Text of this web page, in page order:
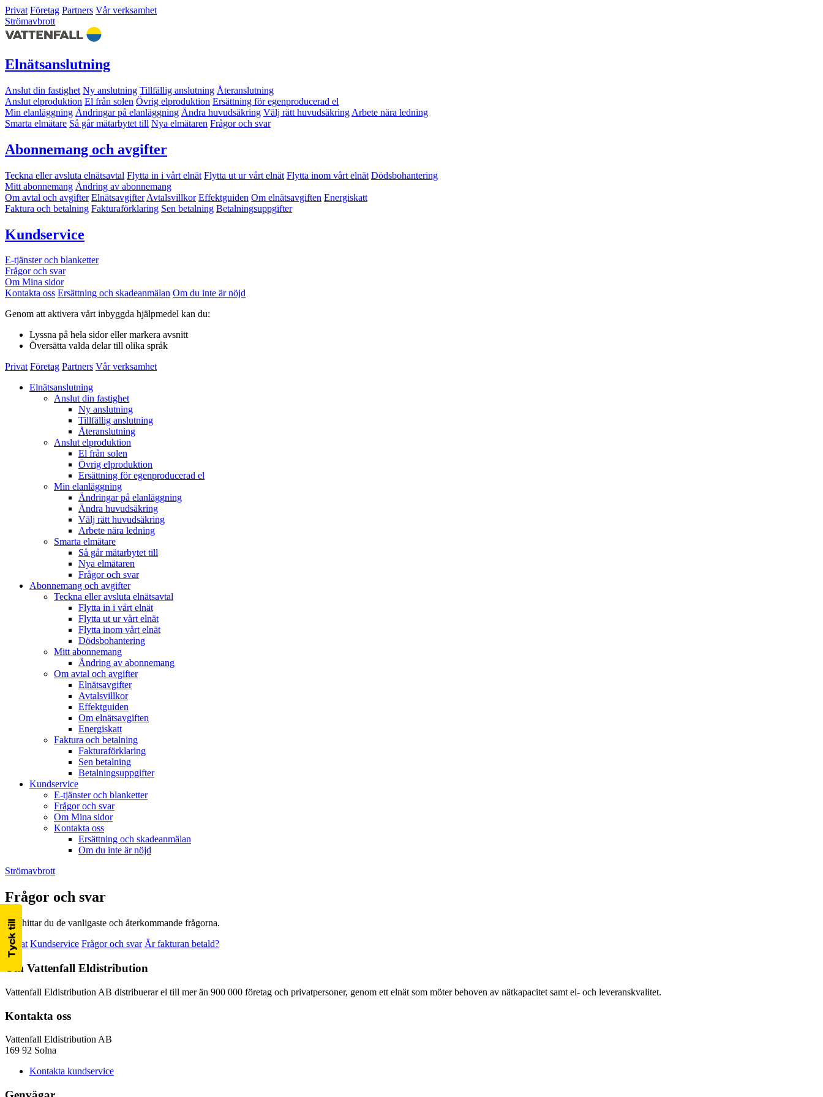
Privat Företag Partners Vår verksamhet
Strömavbrott
Elnätsanslutning
Anslut din fastighet Ny anslutning Tillfällig anslutning Återanslutning
Anslut elproduktion El från solen Övrig elproduktion Ersättning för egenproducerad el
Min elanläggning Ändringar på elanläggning Ändra huvudsäkring Välj rätt huvudsäkring Arbete nära ledning
Smarta elmätare Så går mätarbytet till Nya elmätaren Frågor och svar
Abonnemang och avgifter
Teckna eller avsluta elnätsavtal Flytta in i vårt elnät Flytta ut ur vårt elnät Flytta inom vårt elnät Dödsbohantering
Mitt abonnemang Ändring av abonnemang
Om avtal och avgifter Elnätsavgifter Avtalsvillkor Effektguiden Om elnätsavgiften Energiskatt
Faktura och betalning Fakturaförklaring Sen betalning Betalningsuppgifter
Kundservice
E-tjänster och blanketter
Frågor och svar
Om Mina sidor
Kontakta oss Ersättning och skadeanmälan Om du inte är nöjd
Genom att aktivera vårt inbyggda hjälpmedel kan du:
Lyssna på hela sidor eller markera avsnitt
Översätta valda delar till olika språk
Privat Företag Partners Vår verksamhet
Elnätsanslutning
Anslut din fastighet
Ny anslutning
Tillfällig anslutning
Återanslutning
Anslut elproduktion
El från solen
Övrig elproduktion
Ersättning för egenproducerad el
Min elanläggning
Ändringar på elanläggning
Ändra huvudsäkring
Välj rätt huvudsäkring
Arbete nära ledning
Smarta elmätare
Så går mätarbytet till
Nya elmätaren
Frågor och svar
Abonnemang och avgifter
Teckna eller avsluta elnätsavtal
Flytta in i vårt elnät
Flytta ut ur vårt elnät
Flytta inom vårt elnät
Dödsbohantering
Mitt abonnemang
Ändring av abonnemang
Om avtal och avgifter
Elnätsavgifter
Avtalsvillkor
Effektguiden
Om elnätsavgiften
Energiskatt
Faktura och betalning
Fakturaförklaring
Sen betalning
Betalningsuppgifter
Kundservice
E-tjänster och blanketter
Frågor och svar
Om Mina sidor
Kontakta oss
Ersättning och skadeanmälan
Om du inte är nöjd
Strömavbrott
Frågor och svar
Här hittar du de vanligaste och återkommande frågorna.
Privat Kundservice Frågor och svar Är fakturan betald?
Om Vattenfall Eldistribution
Vattenfall Eldistribution AB distribuerar el till mer än 900 000 företag och privatpersoner, genom ett elnät som möter behoven av nätkapacitet samt el- och leveranskvalitet.
Kontakta oss
Vattenfall Eldistribution AB
169 92 Solna
Kontakta kundservice